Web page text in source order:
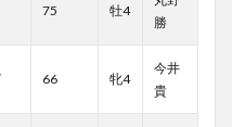
75 牡4
勝
66 牝4
今井
貴